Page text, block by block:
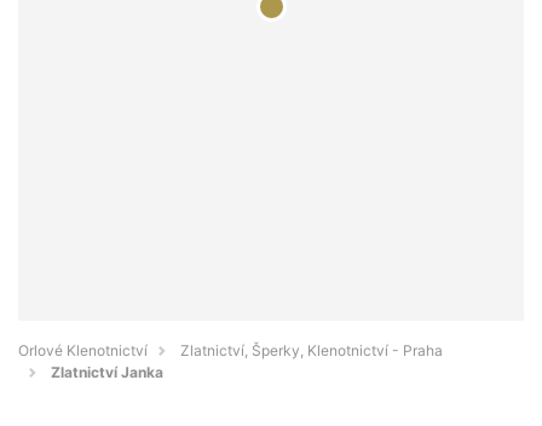
Orlové Klenotnictví
Zlatnictví, Šperky, Klenotnictví - Praha
Zlatnictví Janka